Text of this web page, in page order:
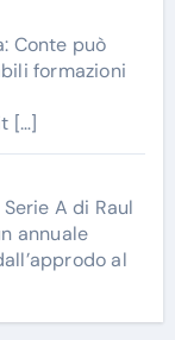
Conte può
formazioni
[…]
A di Raul
annuale
al